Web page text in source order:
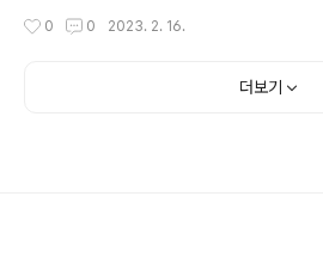
0 0 2023. 2. 16.
더보기